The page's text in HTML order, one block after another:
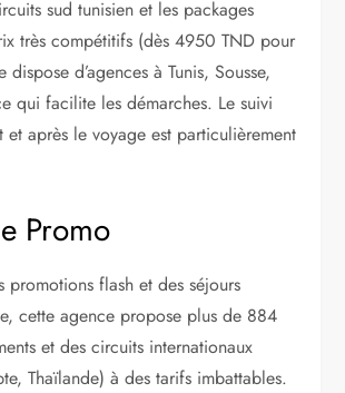
sud tunisien et les packages
très compétitifs (dès 4950 TND pour
dispose d’agences à Tunis, Sousse,
qui facilite les démarches. Le suivi
et après le voyage est particulièrement
Promo
promotions flash et des séjours
cette agence propose plus de 884
et des circuits internationaux
Thaïlande) à des tarifs imbattables.